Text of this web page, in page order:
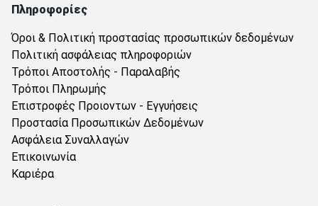
Πληροφορίες
Όροι & Πολιτική προστασίας προσωπικών δεδομένων
Πολιτική ασφάλειας πληροφοριών
Τρόποι Αποστολής - Παραλαβής
Τρόποι Πληρωμής
Επιστροφές Προιοντων - Εγγυήσεις
Προστασία Προσωπικών Δεδομένων
Ασφάλεια Συναλλαγών
Επικοινωνία
Καριέρα